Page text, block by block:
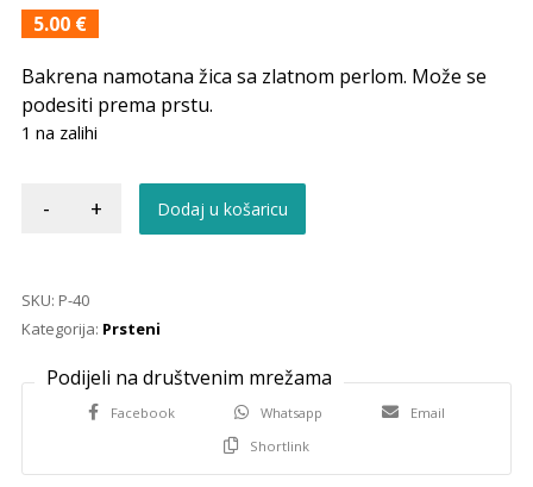
5.00 €
Bakrena namotana žica sa zlatnom perlom. Može se
podesiti prema prstu.
1 na zalihi
- + Dodaj u košaricu
SKU: P-40
Kategorija: Prsteni
Facebook Whatsapp
Email
Shortlink